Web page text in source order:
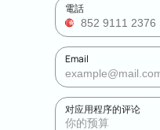
電話
Email
对应用程序的评论